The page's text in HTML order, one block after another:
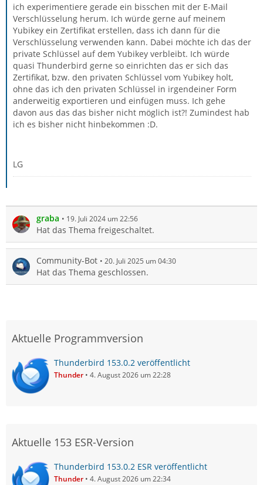
ich experimentiere gerade ein bisschen mit der E-Mail
Verschlüsselung herum. Ich würde gerne auf meinem
Yubikey ein Zertifikat erstellen, dass ich dann für die
Verschlüsselung verwenden kann. Dabei möchte ich das der
private Schlüssel auf dem Yubikey verbleibt. Ich würde
quasi Thunderbird gerne so einrichten das er sich das
Zertifikat, bzw. den privaten Schlüssel vom Yubikey holt,
ohne das ich den privaten Schlüssel in irgendeiner Form
anderweitig exportieren und einfügen muss. Ich gehe
davon aus das das bisher nicht möglich ist?! Zumindest hab
ich es bisher nicht hinbekommen :D.
LG
graba 19. Juli 2024 um 22:56
Hat das Thema freigeschaltet.
Community-Bot 20. Juli 2025 um 04:30
Hat das Thema geschlossen.
Aktuelle Programmversion
Thunderbird 153.0.2 veröffentlicht
Thunder 4. August 2026 um 22:28
Aktuelle 153 ESR-Version
Thunderbird 153.0.2 ESR veröffentlicht
Thunder 4. August 2026 um 22:34